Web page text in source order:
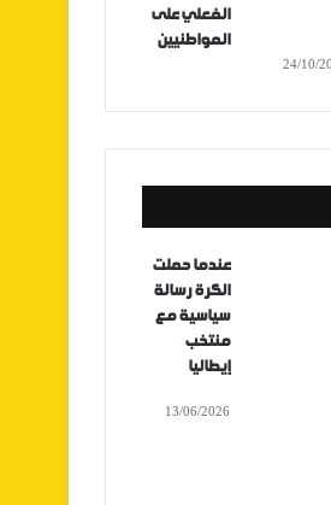
الفعلي على
المواطنيين
24/10/
عندما حملت
الكرة رسالة
سياسية مع
منتخب
إيطاليا
13/06/2026